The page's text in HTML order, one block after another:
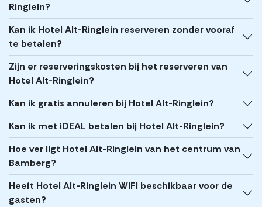
Ringlein?
Kan ik Hotel Alt-Ringlein reserveren zonder vooraf
te betalen?
Zijn er reserveringskosten bij het reserveren van
Hotel Alt-Ringlein?
Kan ik gratis annuleren bij Hotel Alt-Ringlein?
Kan ik met iDEAL betalen bij Hotel Alt-Ringlein?
Hoe ver ligt Hotel Alt-Ringlein van het centrum van
Bamberg?
Heeft Hotel Alt-Ringlein WIFI beschikbaar voor de
gasten?